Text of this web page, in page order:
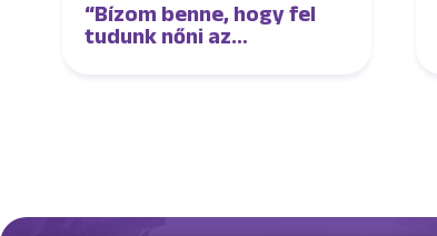
“Bízom benne, hogy fel
tudunk nőni az